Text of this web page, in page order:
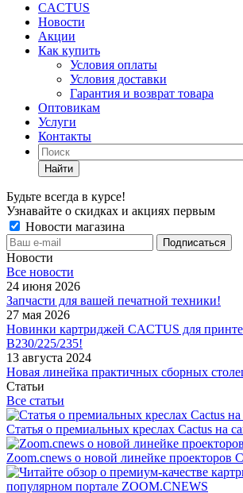
CACTUS
Новости
Акции
Как купить
Условия оплаты
Условия доставки
Гарантия и возврат товара
Оптовикам
Услуги
Контакты
Найти
Будьте всегда в курсе!
Узнавайте о скидках и акциях первым
Новости магазина
Новости
Все новости
24 июня 2026
Запчасти для вашей печатной техники!
27 мая 2026
Новинки картриджей CACTUS для
B230/225/235!
13 августа 2024
Новая линейка практичных сборных
Статьи
Все статьи
Статья о премиальных креслах Cactus на
Zoom.cnews о новой линейке проекторов